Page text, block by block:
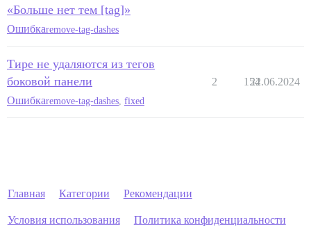
«Больше нет тем [tag]»
Ошибкаremove-tag-dashes
Тире не удаляются из тегов
боковой панели
Ошибкаremove-tag-dashes fixed
2 154
22.06.2024
Главная Категории Рекомендации
Условия использования Политика конфиденциальности